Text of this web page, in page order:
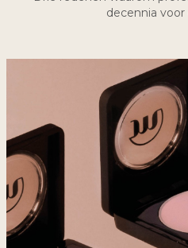
decennia voor